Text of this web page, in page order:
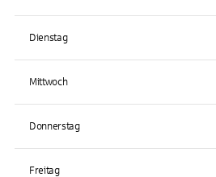
Dienstag
Mittwoch
Donnerstag
Freitag